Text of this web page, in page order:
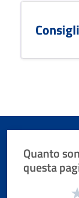
Quanto
questa
Valuta da 1 a